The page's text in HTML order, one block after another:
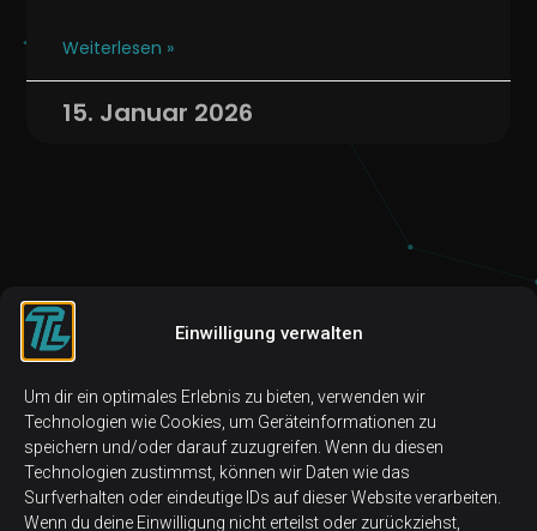
Einwilligung verwalten
Um dir ein optimales Erlebnis zu bieten, verwenden wir
Technologien wie Cookies, um Geräteinformationen zu
speichern und/oder darauf zuzugreifen. Wenn du diesen
Technologien zustimmst, können wir Daten wie das
Surfverhalten oder eindeutige IDs auf dieser Website verarbeiten.
Wenn du deine Einwilligung nicht erteilst oder zurückziehst,
Weiterlesen »
15. Januar 2026